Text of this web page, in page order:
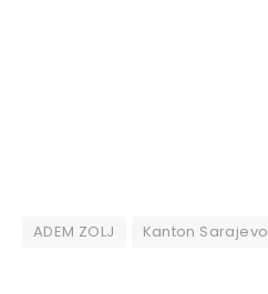
ADEM ZOLJ Kanton Sarajevo